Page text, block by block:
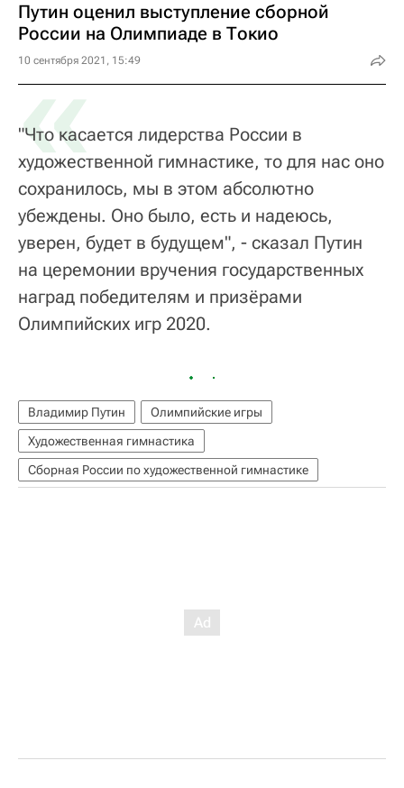
Путин оценил выступление сборной
России на Олимпиаде в Токио
10 сентября 2021, 15:49
«
"Что касается лидерства России в
художественной гимнастике, то для нас оно
сохранилось, мы в этом абсолютно
убеждены. Оно было, есть и надеюсь,
уверен, будет в будущем", - сказал Путин
на церемонии вручения государственных
наград победителям и призёрами
Олимпийских игр 2020.
Владимир Путин
Олимпийские игры
Художественная гимнастика
Сборная России по художественной гимнастике